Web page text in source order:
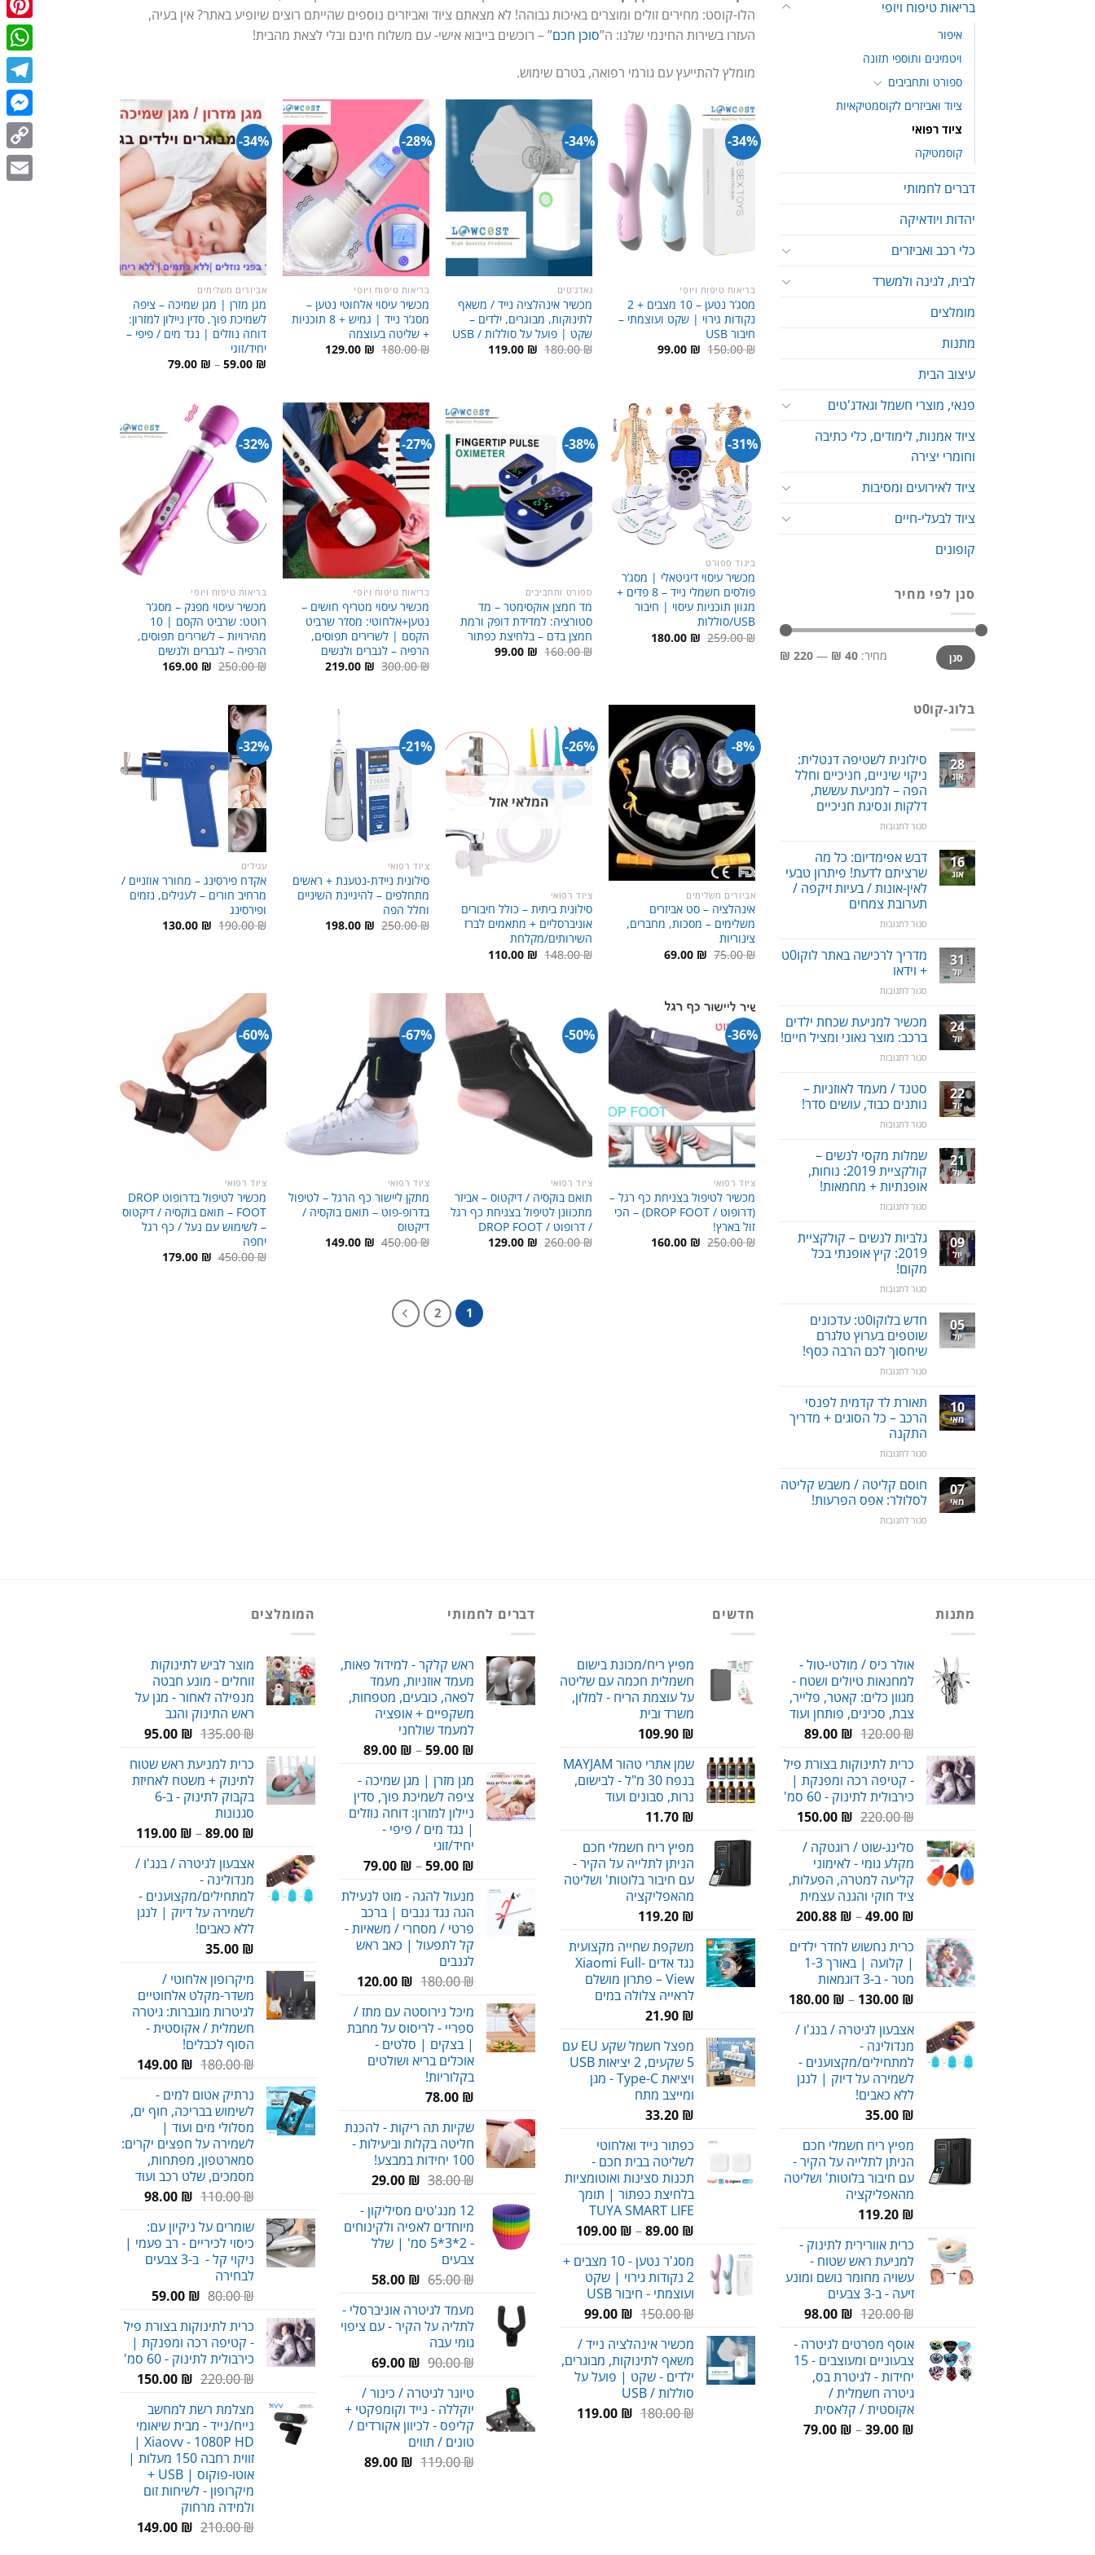
בריאות טיפוח ויופי
איפור
ויטמינים ותוספי תזונה
ספורט ותחביבים
ציוד ואביזרים לקוסמטיקאיות
ציוד רפואי
קוסמטיקה
דברים לחמותי
יהדות ויודאיקה
כלי רכב ואביזרים
לבית, לגינה ולמשרד
מומלצים
מתנות
עיצוב הבית
פנאי, מוצרי חשמל וגאדג'טים
ציוד אמנות, לימודים, כלי כתיבה
וחומרי יצירה
ציוד לאירועים ומסיבות
ציוד לבעלי-חיים
קופונים
סנן לפי מחיר
מחיר
מינימלי
מחיר
מקסימלי
סנן מחיר: 40 ₪
—
220 ₪
בלוג-קו0ט
28
אוג
סילונית לשטיפה דנטלית:
ניקוי שיניים, חניכיים וחלל
הפה – למניעת עששת,
דלקות ונסיגת חניכיים
סגור לתגובותעל
לשטיפה
דנטלית:
ניקוי
שיניים,
חניכיים
וחלל
–
למניעת
דלקות
חניכיים
16
אוג
דבש אפימדיום: כל מה
שרציתם לדעת! פיתרון טבעי
לאין-אונות / בעיות זיקפה /
תערובת צמחים
סגור לתגובותעל
אפימדיום:
כל
שרציתם
פיתרון
טבעי
/
זיקפה
/
צמחים
31
יול
מדריך לרכישה באתר לוקו0ט
+ וידאו
סגור לתגובותעל
לרכישה
באתר
לוקו0ט
+
24
יול
מכשיר למניעת שכחת ילדים
ברכב: מוצר גאוני ומציל חיים!
סגור לתגובותעל
למניעת
שכחת
ילדים
ברכב:
גאוני
ומציל
חיים!
22
יול
סטנד / מעמד לאוזניות –
נותנים כבוד, עושים סדר!
סגור לתגובותעל
/
מעמד
לאוזניות
–
נותנים
עושים
סדר!
21
יול
שמלות מקסי לנשים –
קולקציית 2019: נוחות,
אופנתיות + מחמאות!
סגור לתגובותעל
מקסי
לנשים
–
אופנתיות
+
מחמאות!
09
יול
גלביות לנשים – קולקציית
2019: קיץ אופנתי בכל
מקום!
סגור לתגובותעל
לנשים
–
קולקציית
2019:
קיץ
בכל
מקום!
05
יול
חדש בלוקו0ט: עדכונים
שוטפים בערוץ טלגרם
שיחסוך לכם הרבה כסף!
סגור לתגובותעל
בלוקו0ט:
עדכונים
שוטפים
טלגרם
לכם
הרבה
כסף!
10
מאי
תאורת לד קדמית לפנסי
הרכב – כל הסוגים + מדריך
התקנה
סגור לתגובותעל
לד
קדמית
לפנסי
הרכב
07
מאי
חוסם קליטה / משבש קליטה
לסלולר: אפס הפרעות!
סגור לתגובותעל
הלו-קוסט: מחירים זולים ומוצרים באיכות גבוהה! לא מצאתם ציוד ואביזרים נוספים שהייתם רוצים שיופיע באתר? אין בעיה,
העזרו בשירות החינמי שלנו: ה”סוכן חכם” – רוכשים בייבוא אישי- עם משלוח חינם ובלי לצאת מהבית!
מומלץ להתייעץ עם גורמי רפואה, בטרם שימוש.
34%-
בריאות טיפוח ויופי
מסג’ר נטען – 10 מצבים + 2
נקודות גירוי | שקט ועוצמתי –
חיבור USB
150.00₪ המחיר99.00 ₪ המחיר
34%-
גאדג'טים
מכשיר אינהלציה נייד / משאף
לתינוקות, מבוגרים, ילדים –
שקט | פועל על סוללות / USB
180.00₪ המחיר119.00 ₪
28%-
בריאות טיפוח ויופי
מכשיר עיסוי אלחוטי נטען –
מסג’ר נייד | גמיש + 8 תוכניות
+ שליטה בעוצמה
180.00₪ המחיר129.00 ₪
34%-
אביזרים משלימים
מגן מזרן | מגן שמיכה – ציפה
לשמיכת פוך, סדין ניילון למזרון:
דוחה נוזלים | נגד מים / פיפי –
יחיד/זוגי
59.00 ₪
–
79.00 ₪ טווח
31%-
ביגוד ספורט
מכשיר עיסוי דיגיטאלי | מסג’ר
פולסים חשמלי נייד – 8 פדים +
מגוון תוכניות עיסוי | חיבור
USB/סוללות
259.00₪ המחיר180.00 ₪
38%-
ספורט ותחביבים
מד חמצן אוקסימטר – מד
סטורציה: למדידת דופק ורמת
חמצן בדם – בלחיצת כפתור
160.00₪ המחיר99.00 ₪ המחיר
27%-
בריאות טיפוח ויופי
מכשיר עיסוי מטריף חושים –
נטען+אלחוטי: מסז’ר שרביט
הקסם | לשרירים תפוסים,
הרפיה – לגברים ולנשים
300.00₪ המחיר219.00 ₪ המחיר
32%-
בריאות טיפוח ויופי
מכשיר עיסוי מפנק – מסג’ר
רוטט: שרביט הקסם | 10
מהירויות – לשרירים תפוסים,
הרפיה – לגברים ולנשים
250.00₪ המחיר169.00 ₪
8%-
אביזרים משלימים
אינהלציה – סט אביזרים
משלימים – מסכות, מחברים,
צינוריות
75.00₪ המחיר69.00 ₪ המחיר
26%-
המלאי אזל
ציוד רפואי
סילונית ביתית – כולל חיבורים
אוניברסליים + מתאמים לברז
השירותים/מקלחת
148.00₪ המחיר110.00 ₪
21%-
ציוד רפואי
סילונית ניידת-נטענת + ראשים
מתחלפים – להיגיינת השיניים
וחלל הפה
250.00₪ המחיר198.00 ₪
32%-
עגילים
אקדח פירסינג – מחורר אוזניים /
מרחיב חורים – לעגילים, נזמים
ופירסינג
190.00₪ המחיר130.00 ₪
36%-
ציוד רפואי
מכשיר לטיפול בצניחת כף רגל –
(דרופוט / DROP FOOT) – הכי
זול בארץ!
250.00₪ המחיר160.00 ₪
50%-
ציוד רפואי
תואם בוקסיה / דיקטוס – אביזר
מתכוונן לטיפול בצניחת כף רגל
/ דרופוט / DROP FOOT
260.00₪ המחיר129.00 ₪
67%-
ציוד רפואי
מתקן ליישור כף הרגל – לטיפול
בדרופ-פוט – תואם בוקסיה /
דיקטוס
450.00₪ המחיר149.00 ₪
60%-
ציוד רפואי
מכשיר לטיפול בדרופוט DROP
FOOT – תואם בוקסיה / דיקטוס
– לשימוש עם נעל / כף רגל
יחפה
450.00₪ המחיר179.00 ₪
1
2
מתנות
אולר כיס / מולטי-טול -
למחנאות טיולים ושטח -
מגוון כלים: קאטר, פלייר,
צבת, סכינים, פותחן ועוד
120.00₪
המחיר
היה:
120.00 ₪.
89.00 ₪
המחיר
הוא:
89.00 ₪.
כרית לתינוקות בצורת פיל
- קטיפה רכה ומפנקת |
כירבולית לתינוק - 60 סמ'
220.00₪
המחיר
היה:
220.00 ₪.
150.00 ₪
המחיר
סלינג-שוט / רוגטקה /
מקלע גומי - לאימוני
קליעה למטרה, הפעלות,
ציד חוקי והגנה עצמית
49.00 ₪
–
200.88 ₪
טווח
כרית נחשוש לחדר ילדים
| קלועה | באורך 1-3
מטר - ב-3 דוגמאות
130.00 ₪
–
180.00 ₪
אצבעון לגיטרה / בנג'ו /
מנדולינה -
למתחילים/מקצוענים -
לשמירה על דיוק | לנגן
ללא כאבים!
35.00 ₪
מפיץ ריח חשמלי חכם
הניתן לתלייה על הקיר -
עם חיבור בלוטות' ושליטה
מהאפליקציה
119.20 ₪
כרית אוורירית לתינוק -
למניעת ראש שטוח -
עשויה מחומר נושם ומונע
זיעה - ב-3 צבעים
120.00₪
המחיר
היה:
120.00 ₪.
98.00 ₪
המחיר
הוא:
98.00 ₪.
אוסף מפרטים לגיטרה -
צבעוניים ומעוצבים - 15
יחידות - לגיטרת בס,
גיטרה חשמלית /
אקוסטית / קלאסית
39.00 ₪
–
79.00 ₪
טווח
חדשים
מפיץ ריח/מכונת בישום
חשמלית חכמה עם שליטה
על עוצמת הריח - למלון,
משרד ובית
109.90 ₪
שמן אתרי טהור MAYJAM
בנפח 30 מ"ל - לבישום,
נרות, סבונים ועוד
11.70 ₪
מפיץ ריח חשמלי חכם
הניתן לתלייה על הקיר -
עם חיבור בלוטות' ושליטה
מהאפליקציה
119.20 ₪
משקפת שחייה מקצועית
נגד אדים Xiaomi Full-
View – פתרון מושלם
לראייה צלולה במים
21.90 ₪
מפצל חשמל שקע EU עם
5 שקעים, 2 יציאות USB
ויציאת Type-C - מגן
ומייצב מתח
33.20 ₪
כפתור נייד ואלחוטי
לשליטה בבית חכם -
תכנות סצינות ואוטומציות
בלחיצת כפתור | תומך
TUYA SMART LIFE
89.00 ₪
–
109.00 ₪
מסג'ר נטען - 10 מצבים +
2 נקודות גירוי | שקט
ועוצמתי - חיבור USB
150.00₪
המחיר
היה:
150.00 ₪.
99.00 ₪
המחיר
הוא:
99.00 ₪.
מכשיר אינהלציה נייד /
משאף לתינוקות, מבוגרים,
ילדים - שקט | פועל על
סוללות / USB
180.00₪
המחיר119.00 ₪
המחיר
דברים לחמותי
ראש קלקר - למידול פאות,
מעמד אוזניות, מעמד
לפאה, כובעים, מטפחות,
משקפיים + אופציה
למעמד שולחני
59.00 ₪
–
89.00 ₪
טווח
עד
מגן מזרן | מגן שמיכה -
ציפה לשמיכת פוך, סדין
ניילון למזרון: דוחה נוזלים
| נגד מים / פיפי -
יחיד/זוגי
59.00 ₪
–
79.00 ₪
טווח
עד
מנעול להגה - מוט לנעילת
הגה נגד גנבים | ברכב
פרטי / מסחרי / משאיות -
קל לתפעול | כאב ראש
לגנבים
180.00₪
המחיר
היה:
180.00 ₪.
120.00 ₪
המחיר
הוא:
120.00 ₪.
מיכל נירוסטה עם מתז /
ספריי - לריסוס על מחבת
| בצקים | סלטים -
אוכלים בריא ושולטים
בקלוריות!
78.00 ₪
שקיות תה ריקות - להכנת
חליטה בקלות וביעילות -
100 יחידות במבצע!
38.00₪
המחיר
היה:
38.00 ₪.
29.00 ₪
המחיר
הוא:
29.00 ₪.
12 מנג'טים מסיליקון -
מיוחדים לאפיה ולקינוחים
- 2*3*5 סמ' | שלל
צבעים
65.00₪
המחיר
היה:
65.00 ₪.
58.00 ₪
המחיר
הוא:
58.00 ₪.
מעמד לגיטרה אוניברסלי -
לתליה על הקיר - עם ציפוי
גומי עבה
90.00₪
המחיר
היה:
90.00 ₪.
69.00 ₪
המחיר
הוא:
69.00 ₪.
טיונר לגיטרה / כינור /
יוקללה - נייד וקומפקטי +
קליפס - לכיוון אקורדים /
טונים / תווים
119.00₪
המחיר89.00 ₪
המחיר
המומלצים
מוצר לביש לתינוקות
זוחלים - מונע חבטה
מנפילה לאחור - מגן על
ראש התינוק והגב
135.00₪
המחיר
היה:
135.00 ₪.
95.00 ₪
המחיר
הוא:
95.00 ₪.
כרית למניעת ראש שטוח
לתינוק + משטח לאחיזת
בקבוק לתינוק - ב-6
סגנונות
89.00 ₪
–
119.00 ₪
אצבעון לגיטרה / בנג'ו /
מנדולינה -
למתחילים/מקצוענים -
לשמירה על דיוק | לנגן
ללא כאבים!
35.00 ₪
מיקרופון אלחוטי /
משדר-מקלט אלחוטיים
לגיטרות מוגברות: גיטרה
חשמלית / אקוסטית -
הסוף לכבלים!
180.00₪
המחיר
היה:
180.00 ₪.
149.00 ₪
המחיר
149.00 ₪.
נרתיק אטום למים -
לשימוש בבריכה, חוף ים,
מסלולי מים ועוד |
לשמירה על חפצים יקרים:
סמארטפון, מפתחות,
מסמכים, שלט רכב ועוד
110.00₪
המחיר
היה:
110.00 ₪.
98.00 ₪
המחיר
98.00 ₪.
שומרים על ניקיון עם:
כיסוי לכיריים - רב פעמי |
ניקוי קל - ב-3 צבעים
לבחירה
80.00₪
המחיר
היה:
80.00 ₪.
59.00 ₪
המחיר
הוא:
59.00 ₪.
כרית לתינוקות בצורת פיל
- קטיפה רכה ומפנקת |
כירבולית לתינוק - 60 סמ'
220.00₪
המחיר
היה:
220.00 ₪.
150.00 ₪
המחיר
150.00 ₪.
מצלמת רשת למחשב
נייח/נייד - מבית שיאומי
Xiaovv - 1080P HD |
זווית רחבה 150 מעלות |
אוטו-פוקוס | USB +
מיקרופון - לשיחות זום
ולמידה מרחוק
210.00₪
המחיר149.00 ₪
המחיר
Copy